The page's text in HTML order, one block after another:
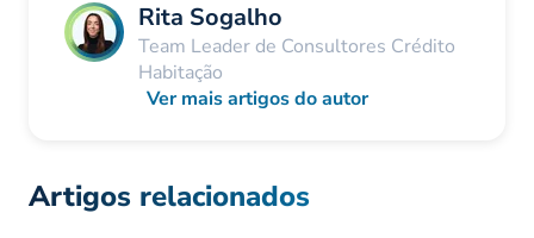
Rita Sogalho
Team Leader de Consultores Crédito
Habitação
Ver mais artigos do autor
Artigos relacionados